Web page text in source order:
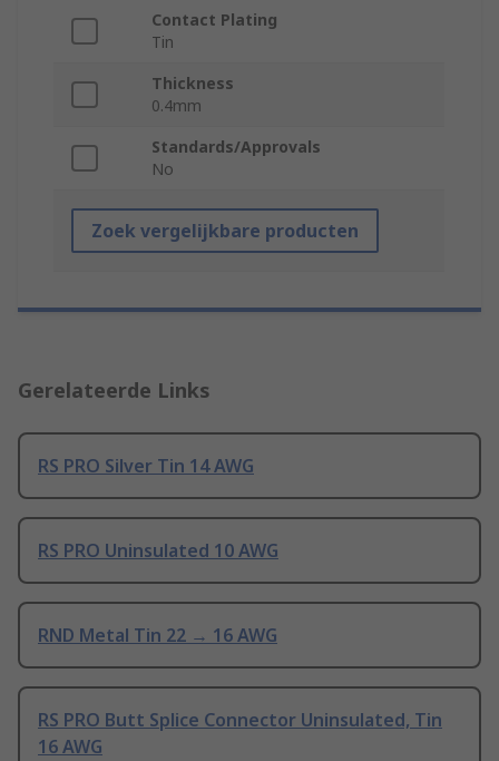
Contact Plating
Tin
Thickness
0.4mm
Standards/Approvals
No
Zoek vergelijkbare producten
Gerelateerde Links
RS PRO Silver Tin 14 AWG
RS PRO Uninsulated 10 AWG
RND Metal Tin 22 → 16 AWG
RS PRO Butt Splice Connector Uninsulated, Tin
16 AWG